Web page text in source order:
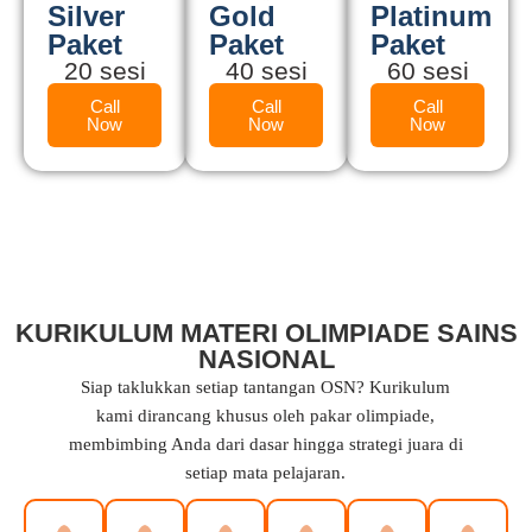
Silver
Paket
20 sesi
Call
Now
Gold
Paket
40 sesi
Call
Now
Platinum
Paket
60 sesi
Call
Now
KURIKULUM MATERI OLIMPIADE SAINS
NASIONAL
Siap taklukkan setiap tantangan OSN? Kurikulum
kami dirancang khusus oleh pakar olimpiade,
membimbing Anda dari dasar hingga strategi juara di
setiap mata pelajaran.